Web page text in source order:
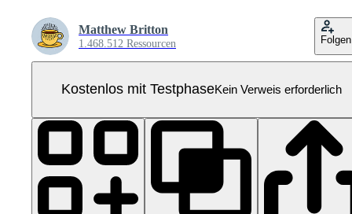
Matthew Britton
1.468.512 Ressourcen Folgen
Kostenlos mit TestphaseKein Verweis erforderlich